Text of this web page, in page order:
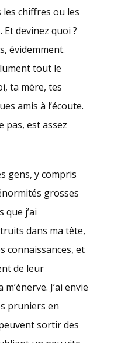
les chiffres ou les
devinez quoi ?
évidemment.
tout le
ta mère, tes
amis à l’écoute.
pas, est assez
gens, y compris
grosses
que j’ai
dans ma tête,
connaissances, et
de leur
J’ai envie
pruniers en
sortir des